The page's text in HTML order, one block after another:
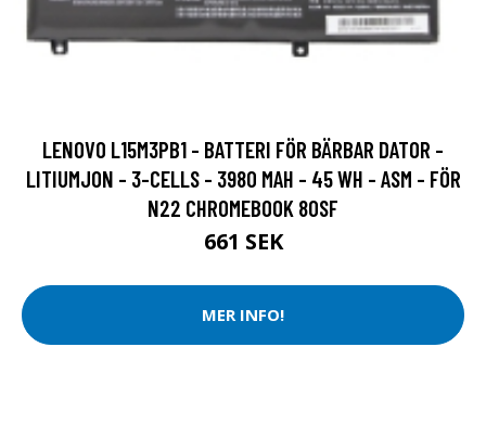
LENOVO L15M3PB1 - BATTERI FÖR BÄRBAR DATOR -
LITIUMJON - 3-CELLS - 3980 MAH - 45 WH - ASM - FÖR
N22 CHROMEBOOK 80SF
661 SEK
MER INFO!